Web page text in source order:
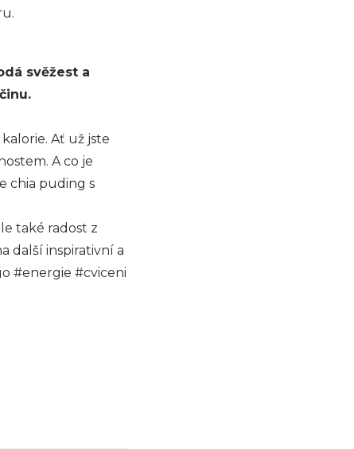
svěžest a
Ať už jste
A co je
chia puding s
také radost z
další inspirativní a
#energie #cviceni